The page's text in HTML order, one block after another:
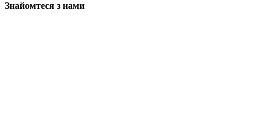
Знайомтеся з нами